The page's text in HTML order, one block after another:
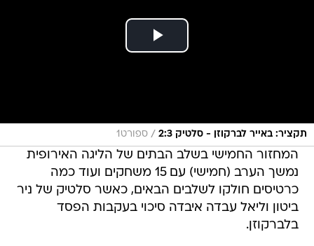
תקציר: באייר לברקוזן - סלטיק 2:3 / ספורט1
המחזור החמישי בשלב הבתים של הליגה האירופית
נמשך הערב (חמישי) עם 15 משחקים ועוד כמה
כרטיסים חולקו לשלבים הבאים, כאשר סלטיק של ניר
ביטון וליאל עבדה איבדה סיכוי בעקבות הפסד
בלברקוזן.